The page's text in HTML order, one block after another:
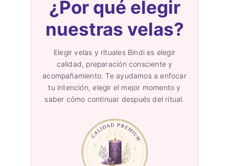
¿Por qué elegir
nuestras velas?
Elegir velas y rituales Bindi es elegir
calidad, preparación consciente y
acompañamiento. Te ayudamos a enfocar
tu intención, elegir el mejor momento y
saber cómo continuar después del ritual.